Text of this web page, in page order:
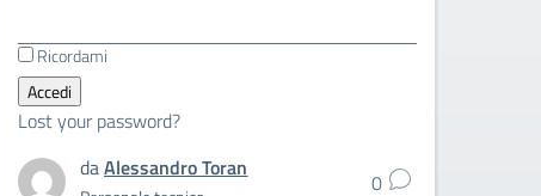
Ricordami
Lost your password?
daAlessandro Toran
0